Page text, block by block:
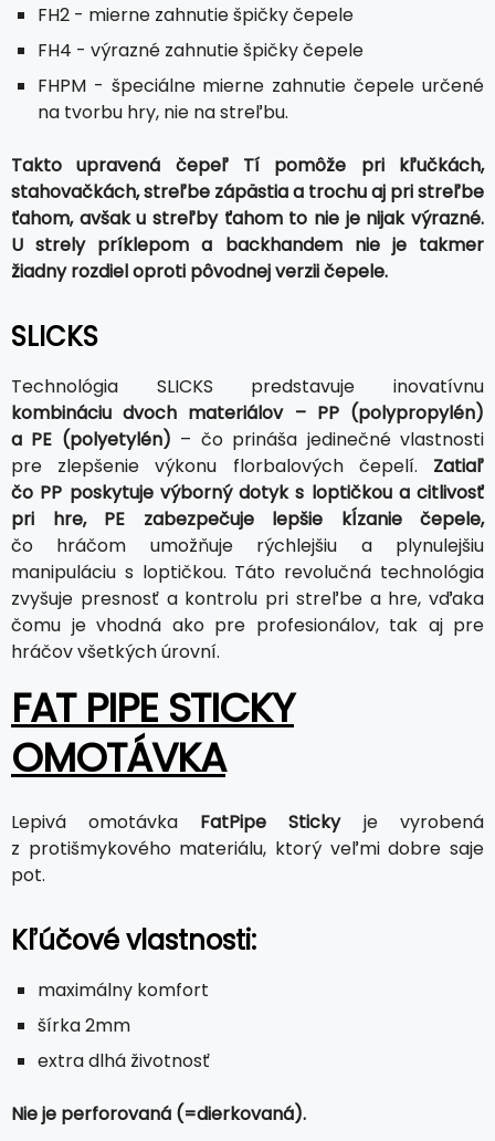
FH2 - mierne zahnutie špičky čepele
FH4 - výrazné zahnutie špičky čepele
FHPM - špeciálne mierne zahnutie čepele určené
na tvorbu hry, nie na streľbu.
Takto upravená čepeľ Tí pomôže pri kľučkách,
stahovačkách, streľbe zápästia a trochu aj pri streľbe
ťahom, avšak u streľby ťahom to nie je nijak výrazné.
U strely príklepom a backhandem nie je takmer
žiadny rozdiel oproti pôvodnej verzii čepele.
SLICKS
Technológia SLICKS predstavuje inovatívnu
kombináciu dvoch materiálov – PP (polypropylén)
a PE (polyetylén) – čo prináša jedinečné vlastnosti
pre zlepšenie výkonu florbalových čepelí. Zatiaľ
čo PP poskytuje výborný dotyk s loptičkou a citlivosť
pri hre, PE zabezpečuje lepšie kĺzanie čepele,
čo hráčom umožňuje rýchlejšiu a plynulejšiu
manipuláciu s loptičkou. Táto revolučná technológia
zvyšuje presnosť a kontrolu pri streľbe a hre, vďaka
čomu je vhodná ako pre profesionálov, tak aj pre
hráčov všetkých úrovní.
FAT PIPE STICKY
OMOTÁVKA
Lepivá omotávka FatPipe Stickyje vyrobená
z protišmykového materiálu, ktorý veľmi dobre saje
pot.
Kľúčové vlastnosti:
maximálny komfort
šírka 2mm
extra dlhá životnosť
Nie je perforovaná (=dierkovaná).